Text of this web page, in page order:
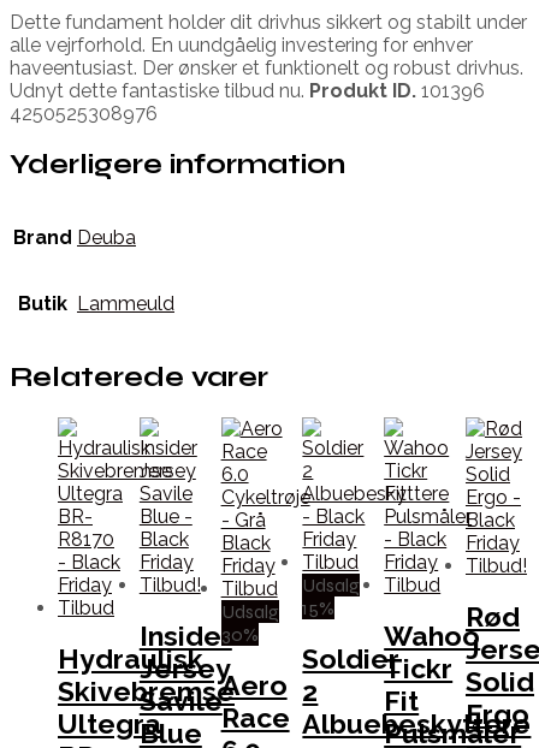
Dette fundament holder dit drivhus sikkert og stabilt under
alle vejrforhold. En uundgåelig investering for enhver
haveentusiast. Der ønsker et funktionelt og robust drivhus.
Udnyt dette fantastiske tilbud nu. Produkt ID. 101396
4250525308976
Yderligere information
Brand Deuba
Butik Lammeuld
Relaterede varer
Hydraulisk
Skivebremse
Ultegra
Insider
Jersey
Savile
Blue
Udsalg
30%
Aero
Race
Udsalg
15%
Soldier
2
Albuebeskyttere
Wahoo
Tickr
Fit
Pulsmåler
Rød
Solid
Ergo